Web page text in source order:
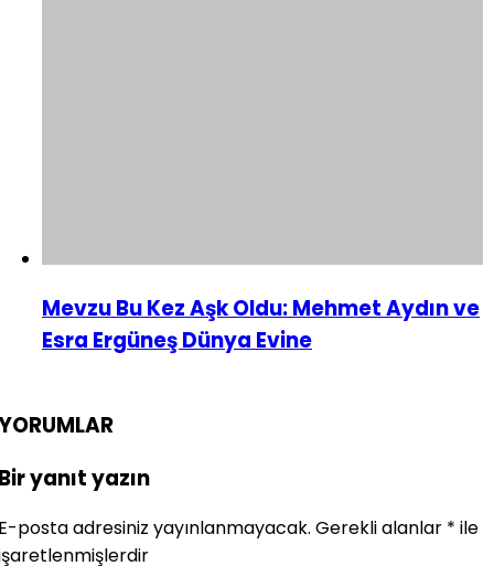
Mevzu Bu Kez Aşk Oldu: Mehmet Aydın ve
Esra Ergüneş Dünya Evine
yanıt yazın
posta adresiniz yayınlanmayacak. Gerekli alanlar * ile